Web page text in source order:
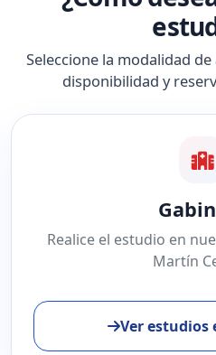
Seleccione la modalidad
disponibilidad y
Realice el estudio en
Martín
Ver estudios